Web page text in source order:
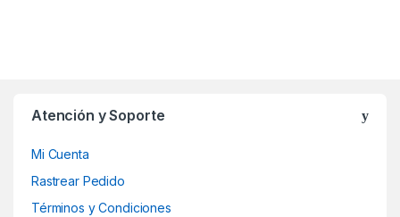
Atención y Soporte
Mi Cuenta
Rastrear Pedido
Términos y Condiciones